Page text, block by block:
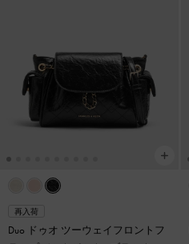
再入荷
Duo ドゥオ ツーウェイフロントフ